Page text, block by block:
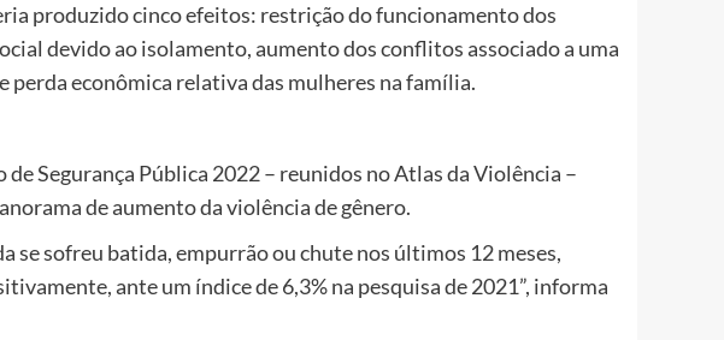
produzido cinco efeitos: restrição do funcionamento dos
devido ao isolamento, aumento dos conflitos associado a uma
perda econômica relativa das mulheres na família.
Segurança Pública 2022 – reunidos no Atlas da Violência –
de aumento da violência de gênero.
se sofreu batida, empurrão ou chute nos últimos 12 meses,
ante um índice de 6,3% na pesquisa de 2021”, informa